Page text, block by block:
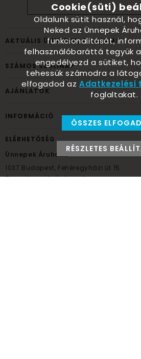
AKTUÁLIS ÜNNEPEK, ALKALMAK
SZÁMOS SZÜLINAP
AJÁNLATOK
INFORMÁCIÓ
ELÉRHETŐSÉG
Ünnepek Áruháza
1037 Budapest, Fehéregyházi út 15.
Személyes átvételi pont
Cookie(süti)
Oldalunk sütit használ,
Neked az Ünnepek
funkcionalitását,
felhasználóbaráttá tegyük
engedélyezd a sütiket,
tehessük számodra a
elfogadod azAdatkezelési
foglaltakat.
ÖSSZES
RÉSZLETES